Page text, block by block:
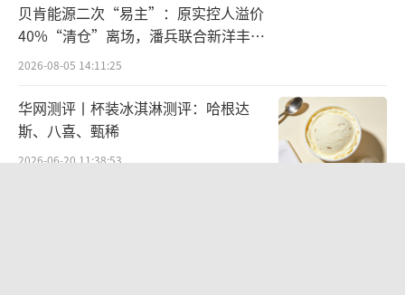
资料显示，巨子生物由严建亚及其妻子范
代娣成立于2000年。范代娣是正经的科班出
身，她于1966年出生于陕西农村，后考入西北
大学，并顺利获得无机化工学士学位，三年后
又拿下化学工程硕士学位，1994年获得华东理
工大学化学工程博士学位，成为中国生物化工
贝肯能源二次“易主”：原实控人溢价
40%“清仓”离场，潘兵联合新洋丰、
宏科百世拟入主
2026-08-05 14:11:25
华网测评丨杯装冰淇淋测评：哈根达
斯、八喜、甄稀
2026-06-20 11:38:53